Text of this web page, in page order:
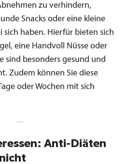
zu verhindern,
Snacks oder eine kleine
sich haben. Hierfür bieten sich
eine Handvoll Nüsse oder
sind besonders gesund und
Zudem können Sie diese
oder Wochen mit sich
Anti-Diäten